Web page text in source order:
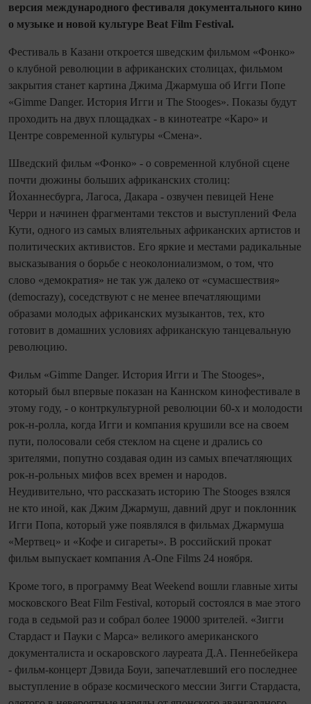
версия международного фестиваля документального кино
о музыке и новой культуре Beat Film Festival.
Фестиваль в Казани откроется шведским фильмом «Фонко»
о клубной революции в африканских столицах, фильмом
закрытия станет картина Джима Джармуша об Игги Попе
«Gimme Danger. История Игги и The Stooges». Показы будут
проходить на двух площадках - в кинотеатре «Каро» и
Центре современной культуры «Смена».
Шведский фильм «Фонко» - о современной клубной сцене
почти дюжины больших африканских столиц:
Йоханнесбурга, Лагоса, Дакара - озвучен певицей Нене
Черри и начинен фрагментами текстов и выступлений Фела
Кути, одного из самых влиятельных африканских артистов и
политических активистов. Его яркие и местами радикальные
высказывания о борьбе с неоколониализмом, о том, что
слово «демократия» не так уж далеко от «сумасшествия»
(democrazy), соседствуют с не менее впечатляющими
образами молодых африканских музыкантов, тех, кто
готовит в домашних условиях африканскую танцевальную
революцию.
Фильм «Gimme Danger. История Игги и The Stooges»,
который был впервые показан на Каннском кинофестивале в
этому году, - о контркультурной революции 60-х и молодости
рок-н-ролла, когда Игги и компания крушили все на своем
пути, полосовали себя стеклом на сцене и дрались со
зрителями, попутно создавая один из самых впечатляющих
рок-н-рольных мифов всех времен и народов.
Неудивительно, что рассказать историю The Stooges взялся
не кто иной, как Джим Джармуш, давний друг и поклонник
Игги Попа, который уже появлялся в фильмах Джармуша
«Мертвец» и «Кофе и сигареты». В российский прокат
фильм выпускает компания A-One Films 24 ноября.
Кроме того, в программу Beat Weekend вошли главные хиты
московского Beat Film Festival, который состоялся в мае этого
года в седьмой раз и собрал более 19000 зрителей. «Зигги
Стардаст и Пауки с Марса» великого американского
документалиста и оскаровского лауреата Д.А. Пеннебейкера
- фильм-концерт Дэвида Боуи, запечатлевший его последнее
выступление в образе космического мессии Зигги Стардаста,